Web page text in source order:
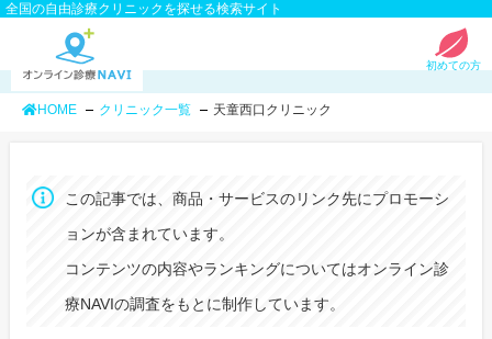
全国の自由診療クリニックを探せる検索サイト
初めての方
HOME クリニック一覧 天童西口クリニック
この記事では、商品・サービスのリンク先にプロモーシ
ョンが含まれています。
コンテンツの内容やランキングについてはオンライン診
療NAVIの調査をもとに制作しています。